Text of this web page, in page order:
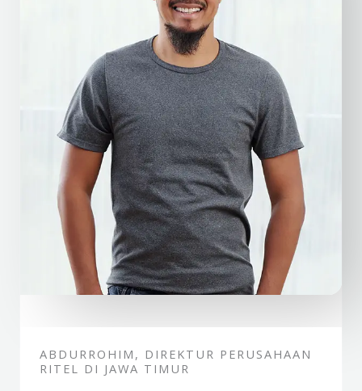
ABDURROHIM, DIREKTUR PERUSAHAAN
RITEL DI JAWA TIMUR